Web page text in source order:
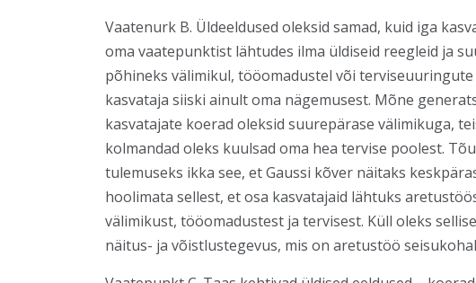
Vaatenurk B. Üldeeldused oleksid samad, kuid iga
oma vaatepunktist lähtudes ilma üldiseid reegleid ja
põhineks välimikul, tööomadustel või
kasvataja siiski ainult oma nägemusest. Mõne
kasvatajate koerad oleksid suurepärase välimikuga,
kolmandad oleks kuulsad oma hea tervise poolest.
tulemuseks ikka see, et Gaussi kõver näitaks
hoolimata sellest, et osa kasvatajaid lähtuks
välimikust, tööomadustest ja tervisest. Küll oleks
näitus- ja võistlustegevus, mis on aretustöö